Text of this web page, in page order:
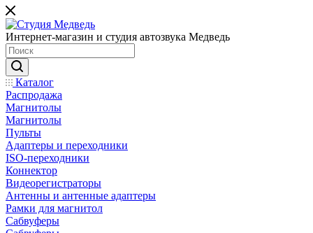
Интернет-магазин и студия автозвука Медведь
Каталог
Распродажа
Магнитолы
Магнитолы
Пульты
Адаптеры и переходники
ISO-переходники
Коннектор
Видеорегистраторы
Антенны и антенные адаптеры
Рамки для магнитол
Сабвуферы